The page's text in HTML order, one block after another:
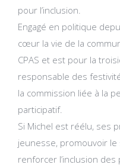
pour l’inclusion.
Engagé en politique
cœur la vie de la
CPAS et est pour la
responsable des
la commission liée à la
participatif.
Si Michel est réélu, ses
jeunesse, promouvoir
renforcer l’inclusion